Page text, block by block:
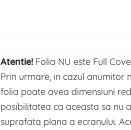
Atentie! Folia NU este Full
Prin urmare, in cazul anumitor
folia poate avea dimensiuni
posibilitatea ca aceasta sa nu
suprafata plana a ecranului.